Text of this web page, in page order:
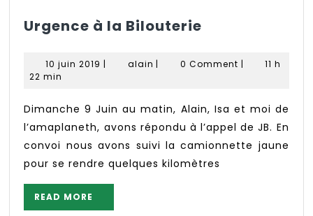
Urgence à la Bilouterie
la
10 juin 2019 10| alain alain
| 0 Comment |
11 h
22 min
Dimanche 9 Juin au matin, Alain, Isa et moi de
l’amaplaneth, avons répondu à l’appel de JB. En
convoi nous avons suivi la camionnette jaune
pour se rendre quelques kilomètres
READ MORE
MORE